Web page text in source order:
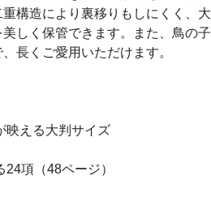
構造により裏移りもしにくく、大
しく保管できます。また、鳥の子
長くご愛用いただけます。
映える大判サイズ
項（48ページ）